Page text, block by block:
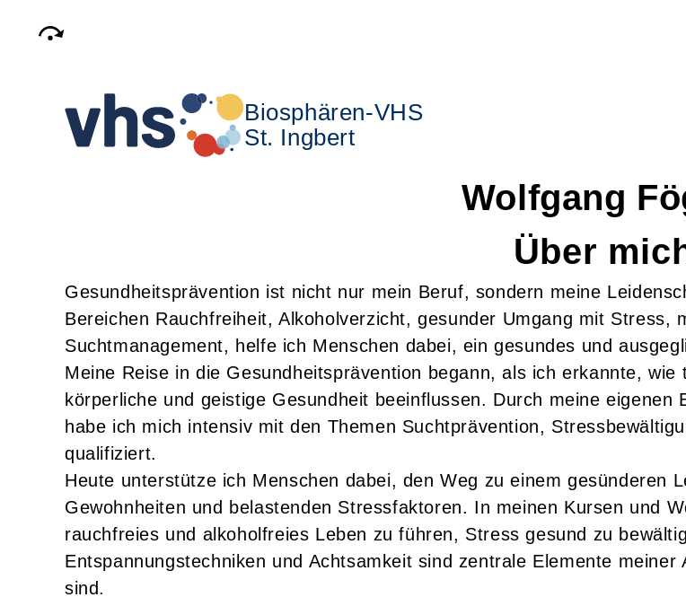
Biosphären-VHS
St. Ingbert
Wolfgang
Über
Gesundheitsprävention ist nicht nur mein Beruf, sondern meine
Bereichen Rauchfreiheit, Alkoholverzicht, gesunder Umgang mit Stress,
Suchtmanagement, helfe ich Menschen dabei, ein gesundes und
Meine Reise in die Gesundheitsprävention begann, als ich erkannte,
körperliche und geistige Gesundheit beeinflussen. Durch meine
habe ich mich intensiv mit den Themen Suchtprävention,
qualifiziert.
Heute unterstütze ich Menschen dabei, den Weg zu einem gesünderen
Gewohnheiten und belastenden Stressfaktoren. In meinen Kursen und
rauchfreies und alkoholfreies Leben zu führen, Stress gesund zu
Entspannungstechniken und Achtsamkeit sind zentrale Elemente
sind.